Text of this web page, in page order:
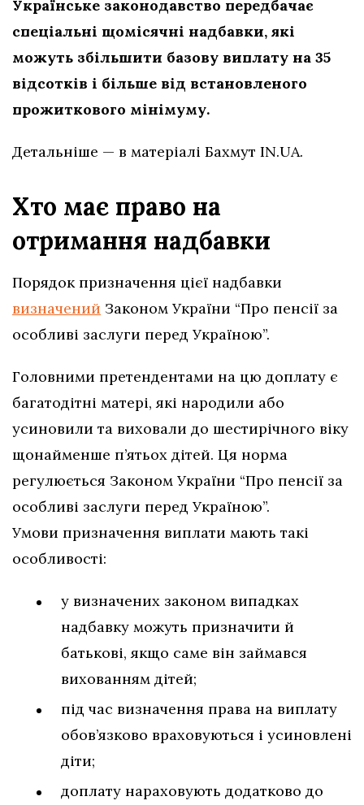
Українське законодавство передбачає
спеціальні щомісячні надбавки, які
можуть збільшити базову виплату на 35
відсотків і більше від встановленого
прожиткового мінімуму.
Детальніше — в матеріалі Бахмут IN.UA.
Хто має право на
отримання надбавки
Порядок призначення цієї надбавки
визначений Законом України “Про пенсії за
особливі заслуги перед Україною”.
Головними претендентами на цю доплату є
багатодітні матері, які народили або
усиновили та виховали до шестирічного віку
щонайменше п’ятьох дітей. Ця норма
регулюється Законом України “Про пенсії за
особливі заслуги перед Україною”.
Умови призначення виплати мають такі
особливості:
у визначених законом випадках
надбавку можуть призначити й
батькові, якщо саме він займався
вихованням дітей;
під час визначення права на виплату
обов’язково враховуються і усиновлені
діти;
доплату нараховують додатково до